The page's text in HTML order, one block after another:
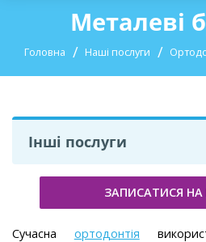
Металеві
Головна Наші послуги
Інші послуги
ЗАПИСАТИСЯ
Сучасна ортодонтія